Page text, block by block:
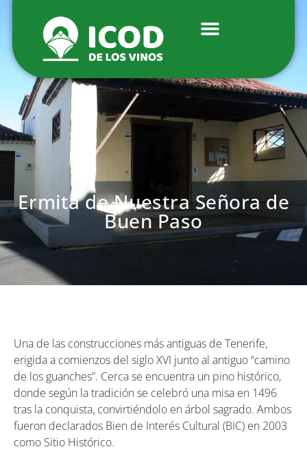
Ermita de Nuestra Señora de
Buen Paso
Una de las construcciones más antiguas de Tenerife,
erigida a comienzos del siglo XVI junto al antiguo “camino
de los guanches”. Cerca se encuentra un pino histórico,
donde según la tradición se celebró una misa en 1496
tras la conquista, convirtiéndolo en árbol sagrado. Ambos
fueron declarados Bien de Interés Cultural (BIC) en 2003
como Sitio Histórico.